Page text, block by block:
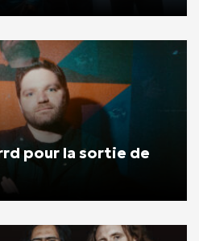
pour la sortie de